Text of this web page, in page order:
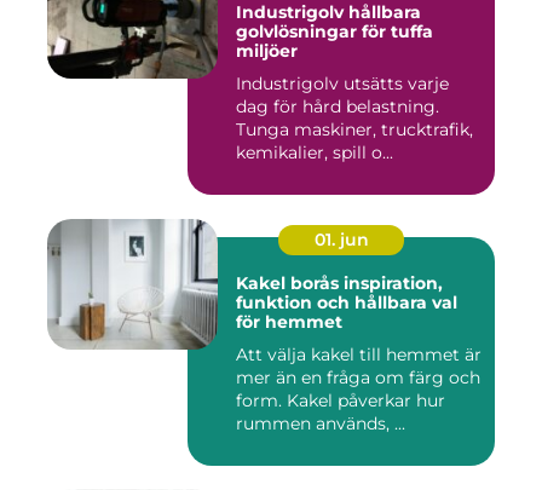
Industrigolv hållbara
golvlösningar för tuffa
miljöer
Industrigolv utsätts varje
dag för hård belastning.
Tunga maskiner, trucktrafik,
kemikalier, spill o...
01. jun
Kakel borås inspiration,
funktion och hållbara val
för hemmet
Att välja kakel till hemmet är
mer än en fråga om färg och
form. Kakel påverkar hur
rummen används, ...